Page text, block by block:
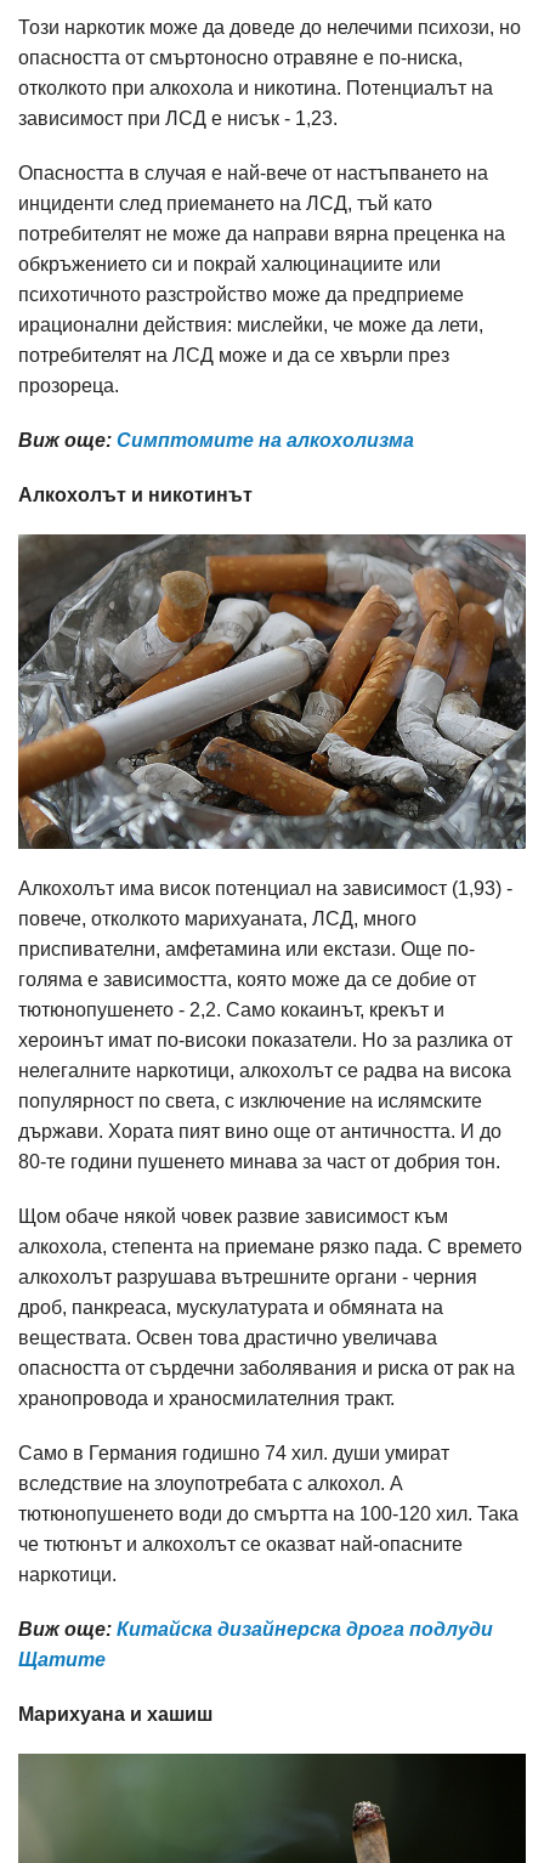
Този наркотик може да доведе до нелечими психози, но
опасността от смъртоносно отравяне е по-ниска,
отколкото при алкохола и никотина. Потенциалът на
зависимост при ЛСД е нисък - 1,23.
Опасността в случая е най-вече от настъпването на
инциденти след приемането на ЛСД, тъй като
потребителят не може да направи вярна преценка на
обкръжението си и покрай халюцинациите или
психотичното разстройство може да предприеме
ирационални действия: мислейки, че може да лети,
потребителят на ЛСД може и да се хвърли през
прозореца.
Виж още: Симптомите на алкохолизма
Алкохолът и никотинът
Алкохолът има висок потенциал на зависимост (1,93) -
повече, отколкото марихуаната, ЛСД, много
приспивателни, амфетамина или екстази. Още по-
голяма е зависимостта, която може да се добие от
тютюнопушенето - 2,2. Само кокаинът, крекът и
хероинът имат по-високи показатели. Но за разлика от
нелегалните наркотици, алкохолът се радва на висока
популярност по света, с изключение на ислямските
държави. Хората пият вино още от античността. И до
80-те години пушенето минава за част от добрия тон.
Щом обаче някой човек развие зависимост към
алкохола, степента на приемане рязко пада. С времето
алкохолът разрушава вътрешните органи - черния
дроб, панкреаса, мускулатурата и обмяната на
веществата. Освен това драстично увеличава
опасността от сърдечни заболявания и риска от рак на
хранопровода и храносмилателния тракт.
Само в Германия годишно 74 хил. души умират
вследствие на злоупотребата с алкохол. А
тютюнопушенето води до смъртта на 100-120 хил. Така
че тютюнът и алкохолът се оказват най-опасните
наркотици.
Виж още: Китайска дизайнерска дрога подлуди
Щатите
Марихуана и хашиш